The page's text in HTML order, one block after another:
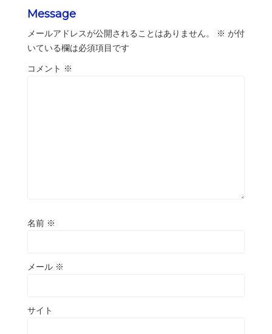
Message
メールアドレスが公開されることはありません。 ※ が付
いている欄は必須項目です
コメント ※
名前 ※
メール ※
サイト